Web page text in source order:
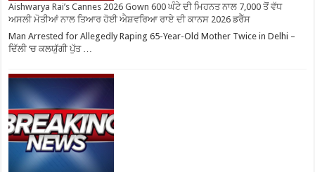
Aishwarya Rai’s Cannes 2026 Gown 600 ਘੰਟੇ ਦੀ ਮਿਹਨਤ ਨਾਲ 7,000 ਤੋਂ ਵੱਧ
ਅਸਲੀ ਮੋਤੀਆਂ ਨਾਲ ਤਿਆਰ ਹੋਈ ਐਸ਼ਵਰਿਆ ਰਾਏ ਦੀ ਕਾਨਸ 2026 ਡਰੈੱਸ
Man Arrested for Allegedly Raping 65-Year-Old Mother Twice in Delhi –
ਦਿੱਲੀ ‘ਚ ਕਲਯੁੱਗੀ ਪੁੱਤ …